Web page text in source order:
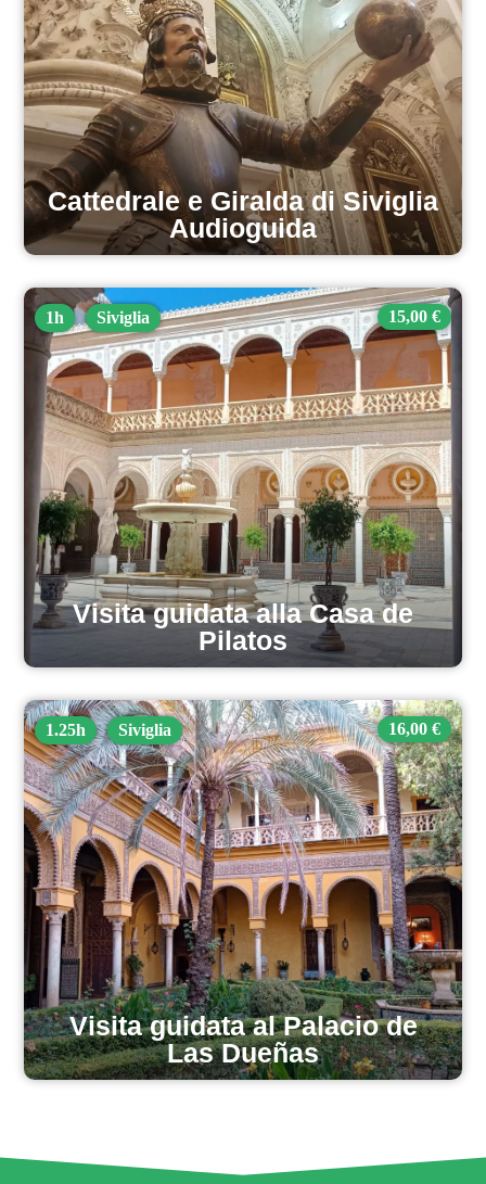
Cattedrale e Giralda di Siviglia
Audioguida
1h Siviglia 15,00 €
Visita guidata alla Casa de
Pilatos
1.25h Siviglia 16,00 €
Visita guidata al Palacio de
Las Dueñas